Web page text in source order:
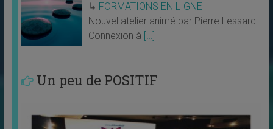
↳ FORMATIONS EN LIGNE
Nouvel atelier animé par Pierre Lessard
Connexion à […]
Un peu de POSITIF